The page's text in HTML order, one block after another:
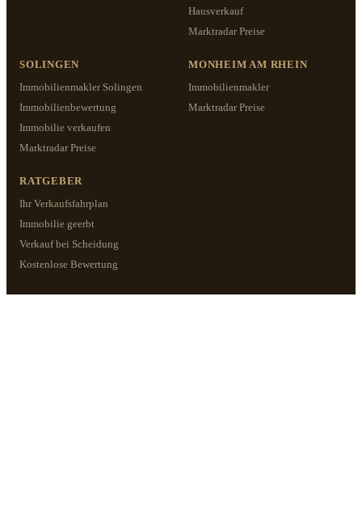
Hausverkauf
Marktradar Preise
SOLINGEN
Immobilienmakler Solingen
Immobilienbewertung
Immobilie verkaufen
Marktradar Preise
MONHEIM AM RHEIN
Immobilienmakler
Marktradar Preise
RATGEBER
Ihr Verkaufsfahrplan
Immobilie geerbt
Verkauf bei Scheidung
Kostenlose Bewertung